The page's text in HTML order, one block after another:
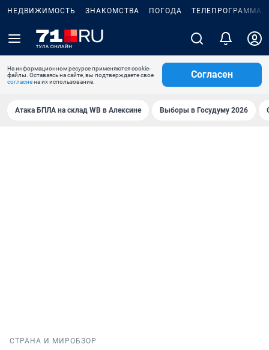
НЕДВИЖИМОСТЬ ЗНАКОМСТВА ПОГОДА ТЕЛЕПРОГРАММА
На информационном ресурсе применяются cookie-
файлы. Оставаясь на сайте, вы подтверждаете свое
согласиена их использование.
Согласен
Атака БПЛА на склад WB в Алексине Выборы в Госудуму 2026
СТРАНА И МИРОБЗОР